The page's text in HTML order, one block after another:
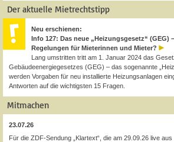
Der aktuelle Mietrechtstipp
Neu erschienen:
Info 127: Das neue „Heizungsgesetz“ (GEG)
Regelungen für Mieterinnen und Mieter?
Lang umstritten tritt am 1. Januar 2024 das
Gebäudeenergiegesetzes (GEG) – das sogenannte
werden Vorgaben für neu installierte Heizungsanlagen
Antworten auf die wichtigsten 15 Fragen.
Mitmachen
23.07.26
Für die ZDF-Sendung „Klartext“, die am 29.09.26 live